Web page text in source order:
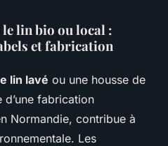
lin bio ou local :
et fabrication
lin lavé ou une housse de
fabrication
Normandie, contribue à
Les